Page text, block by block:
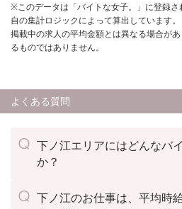
※このデータは「バイトな女子。」に登録
自の集計ロジックによって算出しています。
掲載中の求人の平均金額とは異なる場合が
るものではありません。
よくある質問
下ノ江エリアにはどんなバ
か？
下ノ江のお仕事は、平均時